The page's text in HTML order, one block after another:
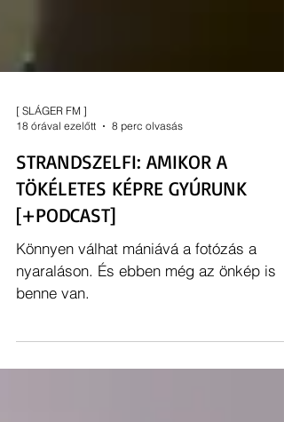
18 órával ezelőtt
8 perc olvasás
STRANDSZELFI: AMIKOR A
TÖKÉLETES KÉPRE GYÚRUNK
[+PODCAST]
Könnyen válhat mániává a fotózás a
nyaraláson. És ebben még az önkép is